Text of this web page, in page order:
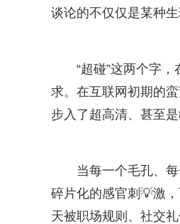
谈论的不仅仅是某种
“超碰”这两个字
求。在互联网初期的
步入了超高清、甚至
当每一个毛孔、
碎片化的感官刺💡激
天被职场规则、社交